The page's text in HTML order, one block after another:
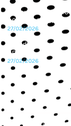
4º Summit
2025 no Brasil
27/02/2026
Corrida Segura é
CBAt
27/02/2026
Copyright ©